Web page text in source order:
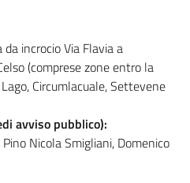
incrocio Via Flavia a
(comprese zone entro la
Circumlacuale, Settevene
avviso pubblico):
Nicola Smigliani, Domenico